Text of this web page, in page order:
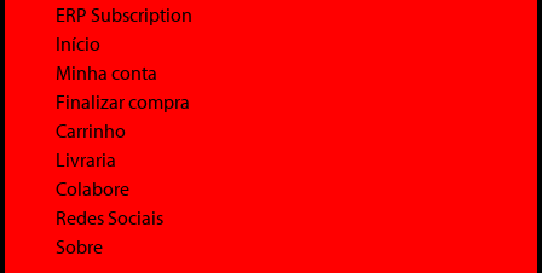
ERP Subscription
Início
Minha conta
Finalizar compra
Carrinho
Livraria
Colabore
Redes Sociais
Sobre